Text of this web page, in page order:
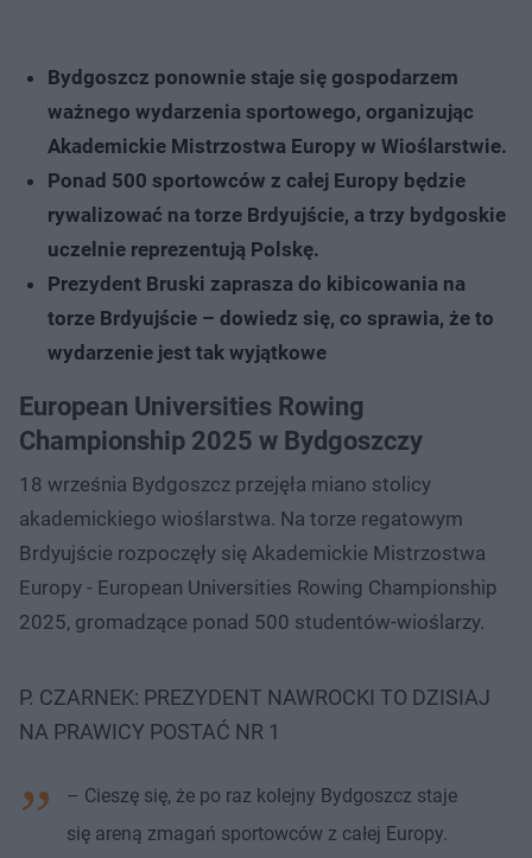
Bydgoszcz ponownie staje się gospodarzem
ważnego wydarzenia sportowego, organizując
Akademickie Mistrzostwa Europy w Wioślarstwie.
Ponad 500 sportowców z całej Europy będzie
rywalizować na torze Brdyujście, a trzy bydgoskie
uczelnie reprezentują Polskę.
Prezydent Bruski zaprasza do kibicowania na
torze Brdyujście – dowiedz się, co sprawia, że to
wydarzenie jest tak wyjątkowe
European Universities Rowing
Championship 2025 w Bydgoszczy
18 września Bydgoszcz przejęła miano stolicy
akademickiego wioślarstwa. Na torze regatowym
Brdyujście rozpoczęły się Akademickie Mistrzostwa
Europy - European Universities Rowing Championship
2025, gromadzące ponad 500 studentów-wioślarzy.
P. CZARNEK: PREZYDENT NAWROCKI TO DZISIAJ
NA PRAWICY POSTAĆ NR 1
– Cieszę się, że po raz kolejny Bydgoszcz staje
się areną zmagań sportowców z całej Europy.